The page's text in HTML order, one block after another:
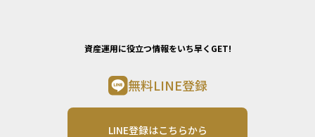
資産運用に役立つ情報をいち早くGET!
無料LINE登録
LINE登録はこちらから